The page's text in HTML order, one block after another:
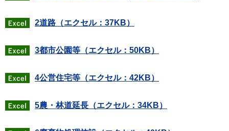
2道路（エクセル：37KB）
3都市公園等（エクセル：50KB）
4公営住宅等（エクセル：42KB）
5農・林道延長（エクセル：34KB）